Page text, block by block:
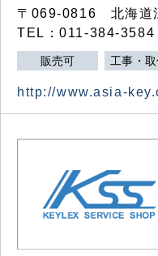
〒069-0816 北海道
TEL：011-384-
販売可 工事・
http://www.asia-